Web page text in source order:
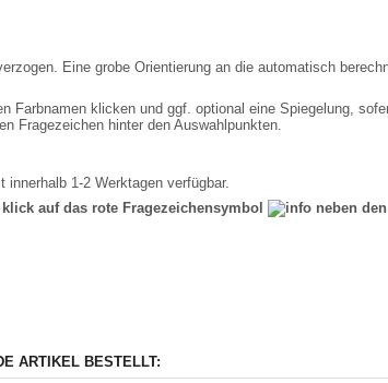
Eine grobe Orientierung an die automatisch
Farbnamen klicken und ggf. optional eine Spiegelung,
Fragezeichen hinter den Auswahlpunkten.
1-2 Werktagen verfügbar.
auf das rote Fragezeichensymbol
neben den
ARTIKEL BESTELLT: